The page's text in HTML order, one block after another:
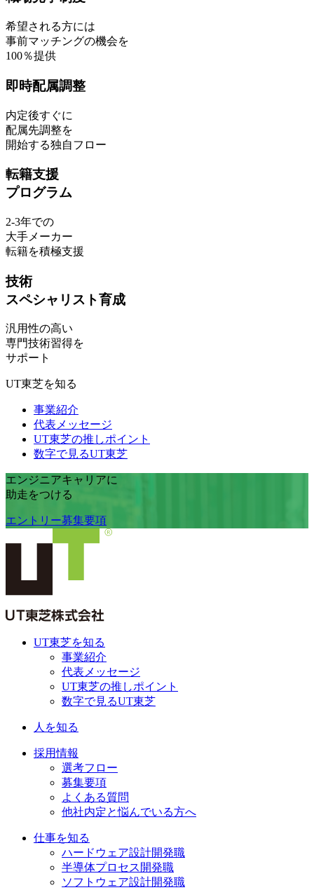
希望される方には
事前マッチングの機会を
100％提供
即時配属調整
内定後すぐに
配属先調整を
開始する独自フロー
転籍支援
プログラム
2-3年での
大手メーカー
転籍を積極支援
技術
スペシャリスト育成
汎用性の高い
専門技術習得を
サポート
UT東芝を知る
事業紹介
代表メッセージ
UT東芝の推しポイント
数字で見るUT東芝
エンジニアキャリアに
助走をつける
エントリー募集要項
UT東芝を知る
事業紹介
代表メッセージ
UT東芝の推しポイント
数字で見るUT東芝
人を知る
採用情報
選考フロー
募集要項
よくある質問
他社内定と悩んでいる方へ
仕事を知る
ハードウェア設計開発職​
半導体プロセス開発職​
ソフトウェア設計開発職​